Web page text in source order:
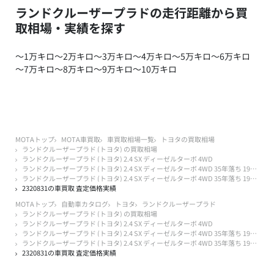
ランドクルーザープラドの走行距離から買
取相場・実績を探す
～1万キロ～2万キロ～3万キロ～4万キロ～5万キロ～6万キロ
～7万キロ～8万キロ～9万キロ～10万キロ
MOTAトップ MOTA車買取 車買取相場一覧
トヨタの買取相場
ランドクルーザープラド (トヨタ) の買取相場
ランドクルーザープラド (トヨタ) 2.4 SX ディーゼルターボ 4WD
ランドクルーザープラド (トヨタ) 2.4 SX ディーゼルターボ 4WD 35年落ち 1991年式
ランドクルーザープラド (トヨタ) 2.4 SX ディーゼルターボ 4WD 35年落ち 1991年式 20万キロ以上
2320831の車買取 査定価格実績
MOTAトップ
自動車カタログ トヨタ
ランドクルーザープラド
ランドクルーザープラド (トヨタ) の買取相場
ランドクルーザープラド (トヨタ) 2.4 SX ディーゼルターボ 4WD
ランドクルーザープラド (トヨタ) 2.4 SX ディーゼルターボ 4WD 35年落ち 1991年式
ランドクルーザープラド (トヨタ) 2.4 SX ディーゼルターボ 4WD 35年落ち 1991年式 20万キロ以上
2320831の車買取 査定価格実績